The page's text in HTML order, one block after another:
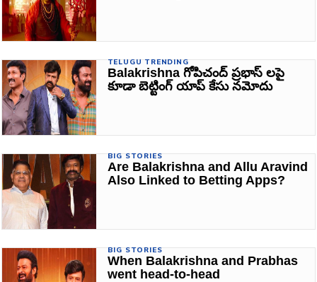
TELUGU TRENDING
Balakrishna గోపిచంద్ ప్రభాస్‌ లపై
కూడా బెట్టింగ్ యాప్ కేసు నమోదు
BIG STORIES
Are Balakrishna and Allu Aravind
Also Linked to Betting Apps?
BIG STORIES
When Balakrishna and Prabhas
went head-to-head